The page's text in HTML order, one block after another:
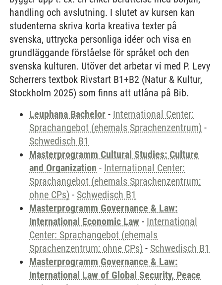
handling och avslutning. I slutet av kursen kan
studenterna skriva korta kreativa texter på
svenska, uttrycka personliga idéer och visa en
grundläggande förståelse för språket och den
svenska kulturen. Utöver det arbetar vi med P. Levy
Scherrers textbok Rivstart B1+B2 (Natur & Kultur,
Stockholm 2025) som finns att utlåna på Bib.
Leuphana Bachelor - International Center:
Sprachangebot (ehemals Sprachenzentrum) -
Schwedisch B1
Masterprogramm Cultural Studies: Culture
and Organization - International Center:
Sprachangebot (ehemals Sprachenzentrum;
ohne CPs) - Schwedisch B1
Masterprogramm Governance & Law:
International Economic Law - International
Center: Sprachangebot (ehemals
Sprachenzentrum; ohne CPs) - Schwedisch B1
Masterprogramm Governance & Law:
International Law of Global Security, Peace